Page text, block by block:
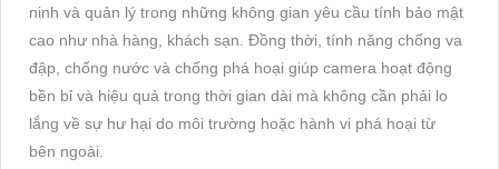
ninh và quản lý trong những không gian yêu cầu tính bảo mật
cao như nhà hàng, khách sạn. Đồng thời, tính năng chống va
đập, chống nước và chống phá hoại giúp camera hoạt động
bền bỉ và hiệu quả trong thời gian dài mà không cần phải lo
lắng về sự hư hại do môi trường hoặc hành vi phá hoại từ
bên ngoài.